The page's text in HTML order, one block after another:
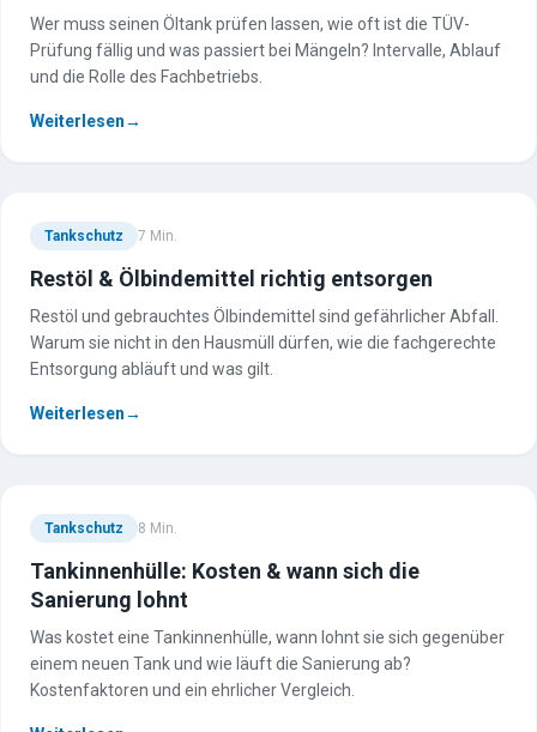
Wer muss seinen Öltank prüfen lassen, wie oft ist die TÜV-
Prüfung fällig und was passiert bei Mängeln? Intervalle, Ablauf
und die Rolle des Fachbetriebs.
Weiterlesen→
Tankschutz 7 Min.
Restöl & Ölbindemittel richtig entsorgen
Restöl und gebrauchtes Ölbindemittel sind gefährlicher Abfall.
Warum sie nicht in den Hausmüll dürfen, wie die fachgerechte
Entsorgung abläuft und was gilt.
Weiterlesen→
Tankschutz 8 Min.
Tankinnenhülle: Kosten & wann sich die
Sanierung lohnt
Was kostet eine Tankinnenhülle, wann lohnt sie sich gegenüber
einem neuen Tank und wie läuft die Sanierung ab?
Kostenfaktoren und ein ehrlicher Vergleich.